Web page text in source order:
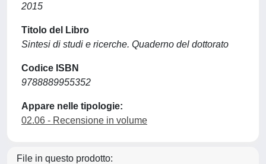
2015
Titolo del Libro
Sintesi di studi e ricerche. Quaderno del dottorato
Codice ISBN
9788889955352
Appare nelle tipologie:
02.06 - Recensione in volume
File in questo prodotto: